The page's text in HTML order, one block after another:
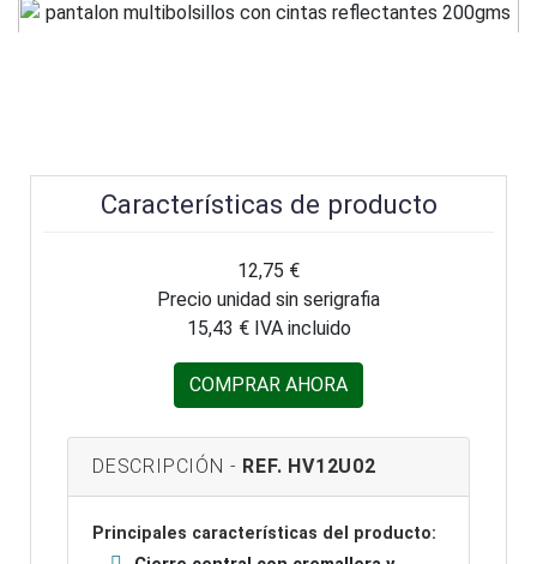
Características de producto
12,75 €
Precio unidad sin serigrafia
15,43 € IVA incluido
COMPRAR AHORA
DESCRIPCIÓN - REF. HV12U02
Principales características del producto: